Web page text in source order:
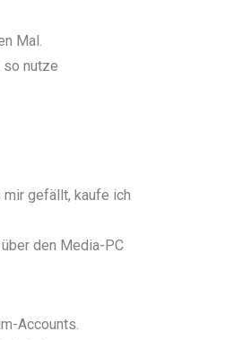
Mal.
so nutze
mir gefällt, kaufe ich
den Media-PC
Accounts.